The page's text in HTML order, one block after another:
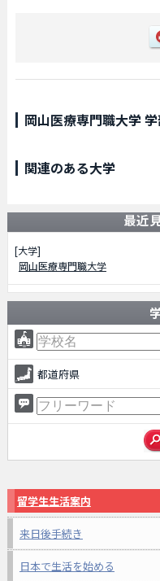
岡山医療専門職大学
関連のある大学
最近
[大学]
岡山医療専門職大学
都道府県
留学生生活案内
来日後手続き
日本で生活を始める